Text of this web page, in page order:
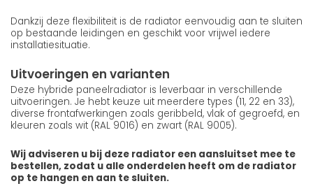
Dankzij deze flexibiliteit is de radiator eenvoudig aan te sluiten
op bestaande leidingen en geschikt voor vrijwel iedere
installatiesituatie.
Uitvoeringen en varianten
Deze hybride paneelradiator is leverbaar in verschillende
uitvoeringen. Je hebt keuze uit meerdere types (11, 22 en 33),
diverse frontafwerkingen zoals geribbeld, vlak of gegroefd, en
kleuren zoals wit (RAL 9016) en zwart (RAL 9005).
Wij adviseren u bij deze radiator een aansluitset mee te
bestellen, zodat u alle onderdelen heeft om de radiator
op te hangen en aan te sluiten.